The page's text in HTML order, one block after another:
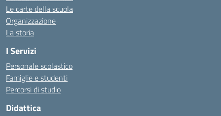
Le carte della scuola
Organizzazione
La storia
I Servizi
Personale scolastico
Famiglie e studenti
Percorsi di studio
Didattica